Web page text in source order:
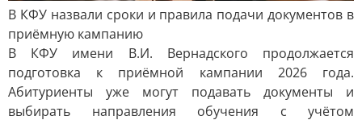
В КФУ назвали сроки и правила подачи документов в
приёмную кампанию
В КФУ имени В.И. Вернадского продолжается
подготовка к приёмной кампании 2026 года.
Абитуриенты уже могут подавать документы и
выбирать направления обучения с учётом